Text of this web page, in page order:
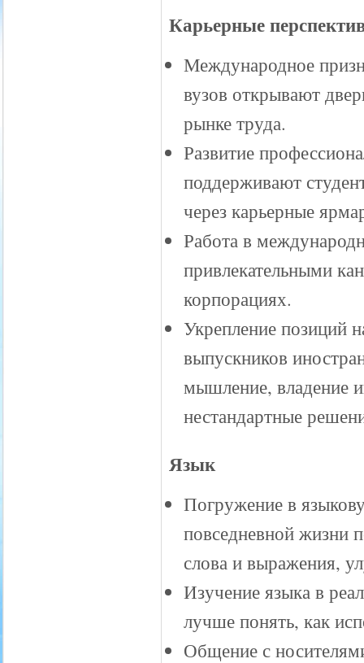
Карьерные
Международное
вузов открывают
рынке труда.
Развитие
поддерживают
через карьерные
Работа в
привлекательными
корпорациях.
Укрепление позиций
выпускников
мышление, владение
нестандартные
Язык
Погружение в
повседневной жизни
слова и выражения,
Изучение языка в
лучше понять, как
Общение с